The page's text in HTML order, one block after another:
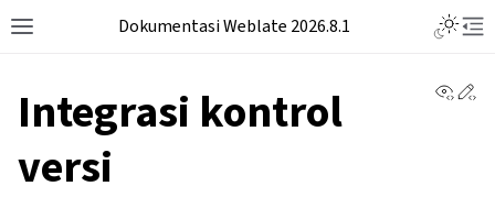
Dokumentasi Weblate 2026.8.1
Integrasi kontrol
versi